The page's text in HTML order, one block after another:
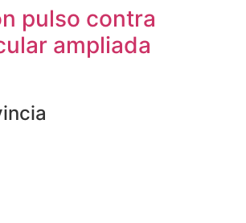
pulso contra
ampliada